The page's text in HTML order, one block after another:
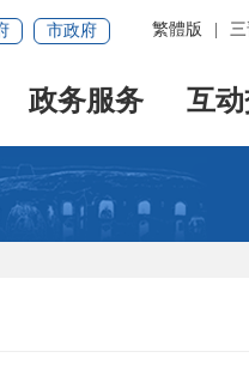
繁體版 三
市政府
政务服务 互